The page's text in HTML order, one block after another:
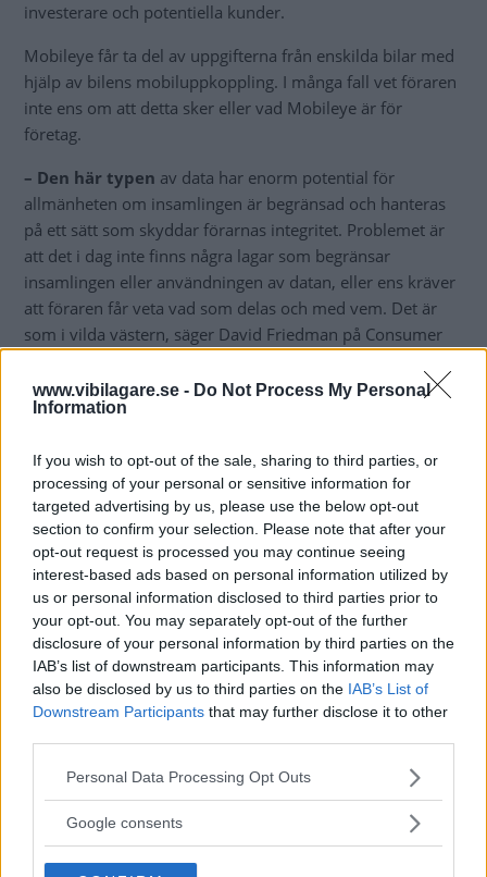
www.vibilagare.se - Do Not Process My Personal
Information
If you wish to opt-out of the sale, sharing to third parties, or
processing of your personal or sensitive information for
targeted advertising by us, please use the below opt-out
section to confirm your selection. Please note that after your
opt-out request is processed you may continue seeing
interest-based ads based on personal information utilized by
us or personal information disclosed to third parties prior to
your opt-out. You may separately opt-out of the further
disclosure of your personal information by third parties on the
IAB’s list of downstream participants. This information may
also be disclosed by us to third parties on the IAB’s List of
Downstream Participants that may further disclose it to other
Please note that this website/app uses one or more Google
not limited to your visit or usage behaviour. You may click to
use your data for below specified purposes in below Google
Personal Data Processing Opt Outs
Google consents
investerare och potentiella kunder.
Mobileye får ta del av uppgifterna från enskilda bilar med
hjälp av bilens mobiluppkoppling. I många fall vet föraren
inte ens om att detta sker eller vad Mobileye är för
företag.
– Den här typen av data har enorm potential för
allmänheten om insamlingen är begränsad och hanteras
på ett sätt som skyddar förarnas integritet. Problemet är
att det i dag inte finns några lagar som begränsar
insamlingen eller användningen av datan, eller ens kräver
att föraren får veta vad som delas och med vem. Det är
som i vilda västern, säger David Friedman på Consumer
200 000 mil väg – om dagen
miljoner mil väg och varje dag samlas information från
200 000 mil väg in. Snart ska Mobileye börja samla in data
från BMW-bilar med mobiluppkoppling och från nästa år
ska insamlingen påbörjas i Ford-, Nissan- och
Volkswagenbilar i USA.
Men enligt Mobileye är uppgifterna som skickas
anonymiserade. Företaget säger sig ta bort de första och
sista uppgifterna om resan, när föraren till exempel
lämnar hemmet och kommer fram till jobbet. Det ska
handla om i genomsnitt 200 megabyte data per bil och år.
– Vi skickar inga bilder. Vi skickar inga
registreringsskyltar. Vi skickar semantisk information om
världen, säger Tal Babaioff på Mobileye.
Consumer Reports pekar framför allt på problemet att